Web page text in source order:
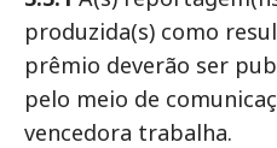
produzida(s) como
prêmio deverão ser
pelo meio de
vencedora trabalha.